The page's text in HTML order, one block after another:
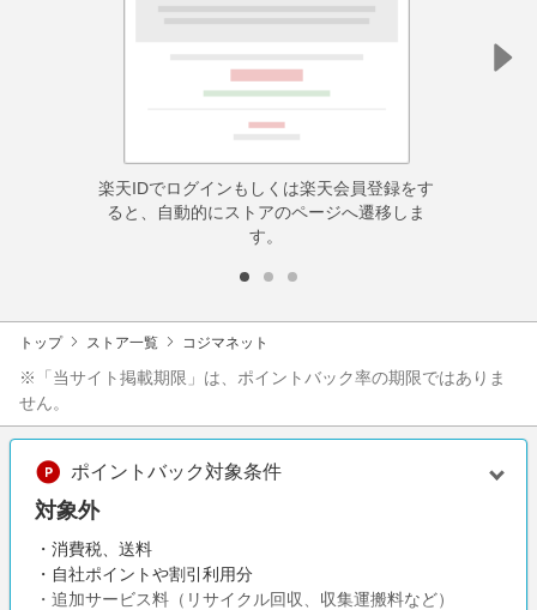
楽天IDでログインもしくは楽天会員登録をす
ると、自動的にストアのページへ遷移しま
す。
トップ ストア一覧 コジマネット
※「当サイト掲載期限」は、ポイントバック率の期限ではありま
せん。
ポイントバック対象条件
対象外
・消費税、送料
・自社ポイントや割引利用分
・追加サービス料（リサイクル回収、収集運搬料など）